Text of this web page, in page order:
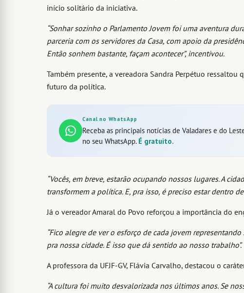
início solitário da iniciativa.
“Sonhar sozinho o Parlamento Jovem foi uma aventura
parceria com os servidores da Casa, com apoio da
Então sonhem bastante, façam acontecer”, incentivou.
Também presente, a vereadora Sandra Perpétuo ressaltou
futuro da política.
Canal no WhatsApp
Receba as principais notícias de Valadares e do
no seu WhatsApp. É gratuito.
“Vocês, em breve, estarão ocupando nossos lugares. A
transformem a política. E, pra isso, é preciso estar dentro
Já o vereador Amaral do Povo reforçou a importância do
“Fico alegre de ver o esforço de cada jovem
pra nossa cidade. É isso que dá sentido ao nosso trabalho”.
A professora da UFJF-GV, Flávia Carvalho, destacou o
“A cultura foi muito desvalorizada nos últimos anos. Se